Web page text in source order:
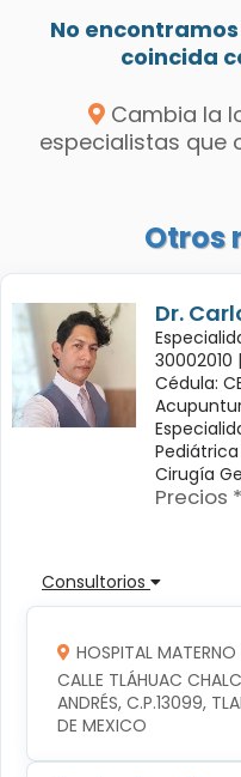
No
coincida
Cambia la
especialistas que
Otros
Dr.
30002010 |
Cédula:
Pediátrica
Cirugía
Precios
Consultorios
HOSPITAL
CALLE TLÁHUAC
ANDRÉS, C.P.13099,
DE MEXICO